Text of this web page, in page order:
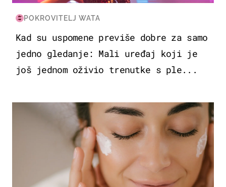
POKROVITELJ WATA
Kad su uspomene previše dobre za samo
jedno gledanje: Mali uređaj koji je
još jednom oživio trenutke s ple...
MODA & LJEPOTA